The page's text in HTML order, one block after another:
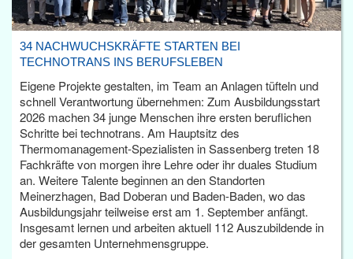
34 NACHWUCHSKRÄFTE STARTEN BEI
TECHNOTRANS INS BERUFSLEBEN
Eigene Projekte gestalten, im Team an Anlagen tüfteln und
schnell Verantwortung übernehmen: Zum Ausbildungsstart
2026 machen 34 junge Menschen ihre ersten beruflichen
Schritte bei technotrans. Am Hauptsitz des
Thermomanagement-Spezialisten in Sassenberg treten 18
Fachkräfte von morgen ihre Lehre oder ihr duales Studium
an. Weitere Talente beginnen an den Standorten
Meinerzhagen, Bad Doberan und Baden-Baden, wo das
Ausbildungsjahr teilweise erst am 1. September anfängt.
Insgesamt lernen und arbeiten aktuell 112 Auszubildende in
der gesamten Unternehmensgruppe.